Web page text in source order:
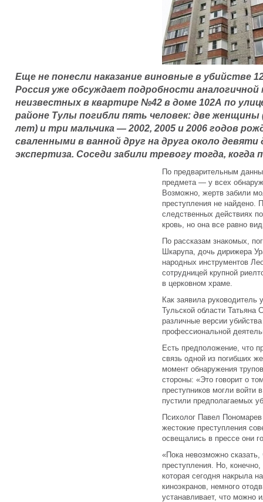
Еще не понесли наказание виновные в убийстве
Россия уже обсуждает подробности аналогичной
неизвестных в квартире №42 в доме 102А по
районе Тулы погибли пять человек: две женщины
лет) и три мальчика — 2002, 2005 и 2006 годов
сваленными в ванной друг на друга около девяти
экспертиза. Соседи забили тревогу тогда, когда
По предварительным
предмета — у всех
Возможно, жертв забили
преступления не найдено.
следственных действиях
кровь, но она все равно
По рассказам знакомых,
Шкарупа, дочь дирижера
народных инструментов
сотрудницей крупной
в церковном храме.
Как заявила руководитель
Тульской области Татьяна
различные версии
профессиональной
Есть предположение, что
связь одной из погибших
момент обнаружения
стороны: «Это говорит о
преступников могли
пустили предполагаемых
Психолог Павел
жестокие преступления
освещались в прессе они
«Пока невозможно
преступления. Но,
которая сегодня накрыла
киноэкранов, немного
устанавливает, что можно